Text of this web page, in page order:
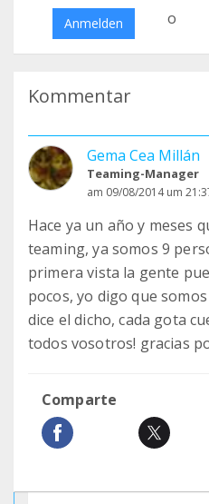
Anmelden o
Kommentar
Gema Cea Millán
Teaming-Manager
am 09/08/2014 um
Hace ya un año y meses
teaming, ya somos 9
primera vista la gente
pocos, yo digo que
dice el dicho, cada gota
todos vosotros! gracias
Comparte